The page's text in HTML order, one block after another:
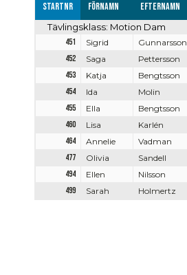
Startnr Förnamn Efternamn
Tävlingsklass: Motion Dam
451 Sigrid Gunnarsson
452
Saga Pettersson
453
Katja Bengtsson
454
Ida Molin
455
Ella Bengtsson
460
Lisa Karlén
464
Annelie Vadman
477
Olivia Sandell
494
Ellen Nilsson
499
Sarah Holmertz